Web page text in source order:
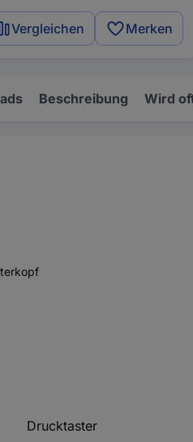
Vergleichen Merken
Beschreibung Wird
Drucktaster